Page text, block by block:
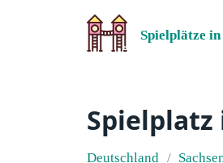
Spielplätze
Spielplatz
Deutschland